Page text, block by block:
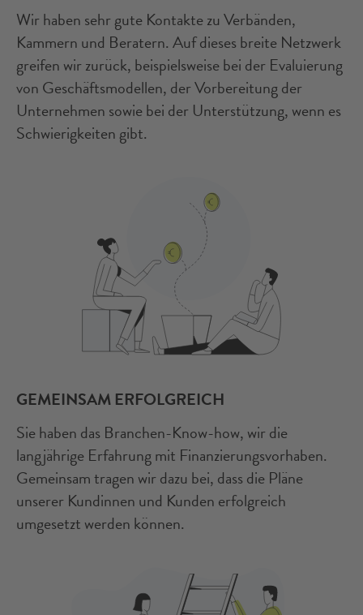
Wir haben sehr gute Kontakte zu Verbänden,
Kammern und Beratern. Auf dieses breite Netzwerk
greifen wir zurück, beispielsweise bei der Evaluierung
von Geschäftsmodellen, der Vorbereitung der
Unternehmen sowie bei der Unterstützung, wenn es
Schwierigkeiten gibt.
GEMEINSAM ERFOLGREICH
Sie haben das Branchen-Know-how, wir die
langjährige Erfahrung mit Finanzierungsvorhaben.
Gemeinsam tragen wir dazu bei, dass die Pläne
unserer Kundinnen und Kunden erfolgreich
umgesetzt werden können.